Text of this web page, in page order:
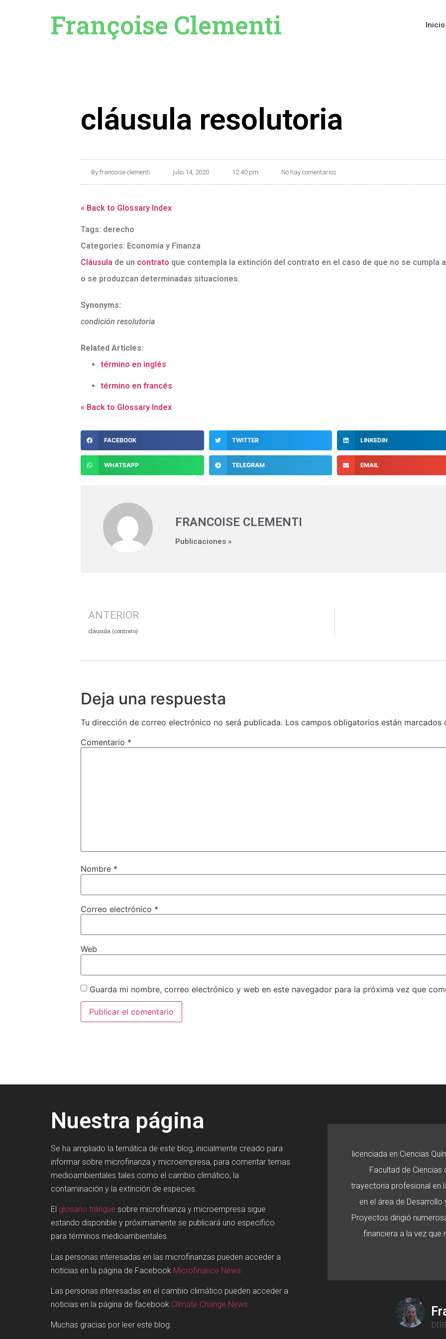
Françoise Clementi Inicio
cláusula resolutoria
By francoise clementi julio 14, 2020 12:40 pm No hay comentarios
« Back to Glossary Index
Tags: derecho
Categories: Economía y Finanza
Cláusula de un contrato que contempla la extinción del contrato en el caso de que no se cumpla
o se produzcan determinadas situaciones.
Synonyms:
condición resolutoria
Related Articles:
término en inglés
término en francés
« Back to Glossary Index
FACEBOOK TWITTER LINKEDIN
WHATSAPP TELEGRAM EMAIL
FRANCOISE CLEMENTI
Publicaciones »
ANTERIOR
cláusula (contrato)
Deja una respuesta
Tu dirección de correo electrónico no será publicada. Los campos obligatorios están marcados
Comentario *
Nombre *
Correo electrónico *
Web
Guarda mi nombre, correo electrónico y web en este navegador para la próxima vez que
Nuestra página
Se ha ampliado la temática de este blog, inicialmente creado para
informar sobre microfinanza y microempresa, para comentar temas
medioambientales tales como el cambio climático, la
contaminación y la extinción de especies.
El glosario trilingüe sobre microfinanza y microempresa sigue
estando disponible y próximamente se publicará uno específico
para términos medioambientales.
Las personas interesadas en las microfinanzas pueden acceder a
noticias en la página de Facebook Microfinance News
Las personas interesadas en el cambio climático pueden acceder a
noticias en la página de facebook Climate Change News
Muchas gracias por leer este blog.
licenciada en Ciencias
Facultad de Ciencias
trayectoria profesional en
en el área de
Proyectos dirigió
financiera a la vez que